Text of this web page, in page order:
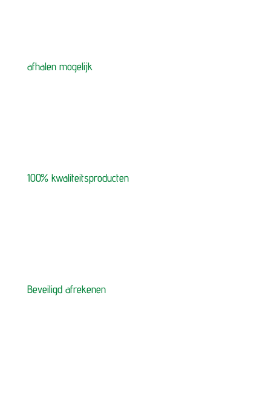
afhalen mogelijk
100% kwaliteitsproducten
Beveiligd afrekenen